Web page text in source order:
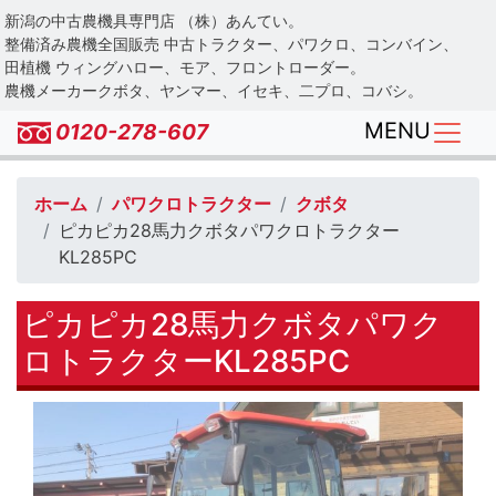
Skip
to
main
content
新潟の中古農機具専門店 （株）あんてい。
整備済み農機全国販売 中古トラクター、パワクロ、コンバイン、
田植機 ウィングハロー、モア、フロントローダー。
農機メーカークボタ、ヤンマー、イセキ、二プロ、コバシ。
0120-278-607 MENU
ホーム パワクロトラクター
クボタ
ピカピカ28馬力クボタパワクロトラクター
KL285PC
ピカピカ28馬力クボタパワク
ロトラクターKL285PC